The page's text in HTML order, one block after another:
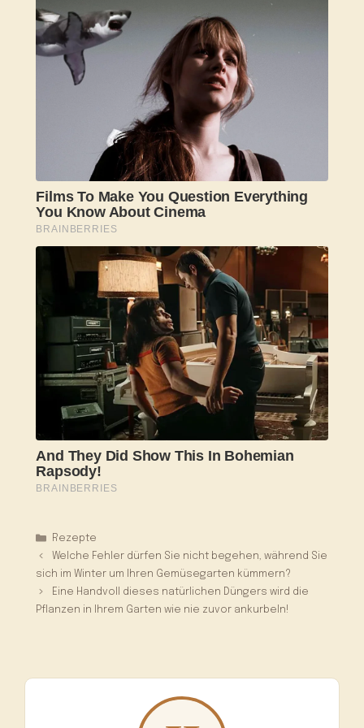
Kategorien
Rezepte
Welche Fehler dürfen Sie nicht begehen, während Sie
sich im Winter um Ihren Gemüsegarten kümmern?
Eine Handvoll dieses natürlichen Düngers wird die
Pflanzen in Ihrem Garten wie nie zuvor ankurbeln!